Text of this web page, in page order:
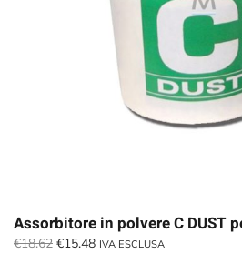
Assorbitore in polvere C DUST
€18.62 Il
€15.48IlIVA ESCLUSA